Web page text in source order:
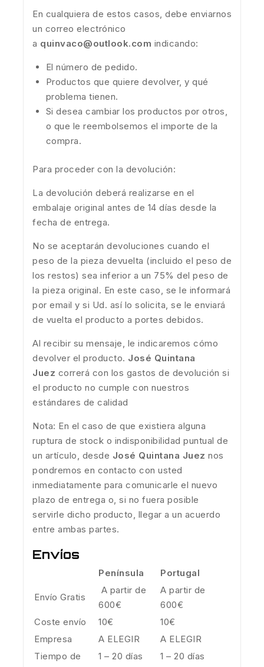
En cualquiera de estos casos, debe enviarnos
un correo electrónico
a quinvaco@outlook.com indicando:
El número de pedido.
Productos que quiere devolver, y qué
problema tienen.
Si desea cambiar los productos por otros,
o que le reembolsemos el importe de la
compra.
Para proceder con la devolución:
La devolución deberá realizarse en el
embalaje original antes de 14 días desde la
fecha de entrega.
No se aceptarán devoluciones cuando el
peso de la pieza devuelta (incluido el peso de
los restos) sea inferior a un 75% del peso de
la pieza original. En este caso, se le informará
por email y si Ud. así lo solicita, se le enviará
de vuelta el producto a portes debidos.
Al recibir su mensaje, le indicaremos cómo
devolver el producto. José Quintana
Juez correrá con los gastos de devolución si
el producto no cumple con nuestros
estándares de calidad
Nota: En el caso de que existiera alguna
ruptura de stock o indisponibilidad puntual de
un artículo, desde José Quintana Juez nos
pondremos en contacto con usted
inmediatamente para comunicarle el nuevo
plazo de entrega o, si no fuera posible
servirle dicho producto, llegar a un acuerdo
entre ambas partes.
Envíos
Península Portugal
Envío Gratis
A partir de
600€
A partir de
600€
Coste envío
10€
10€
Empresa
A ELEGIR
A ELEGIR
Tiempo de
1 – 20 días
1 – 20 días